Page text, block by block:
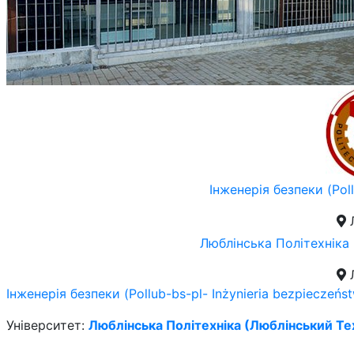
Інженерія безпеки
Люблiнська
Інженерія безпеки (Pollub-bs-pl- Inżynieria
Університет: Люблiнська Політехніка (Люблінський